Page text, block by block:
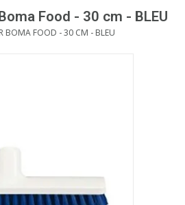
Food - 30 cm - BLEU
BOMA FOOD - 30 CM - BLEU